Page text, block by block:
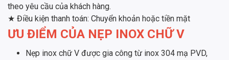
theo yêu cầu của khách hàng.
★ Điều kiện thanh toán: Chuyển khoản hoặc tiền mặt
ƯU ĐIỂM CỦA NẸP INOX CHỮ V
Nẹp inox chữ V được gia công từ inox 304 mạ PVD,